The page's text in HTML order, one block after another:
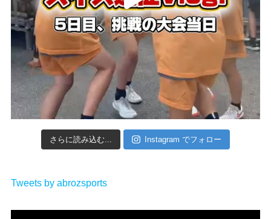
さらに読み込む... Instagram でフォロー
Tweets by abrozsports